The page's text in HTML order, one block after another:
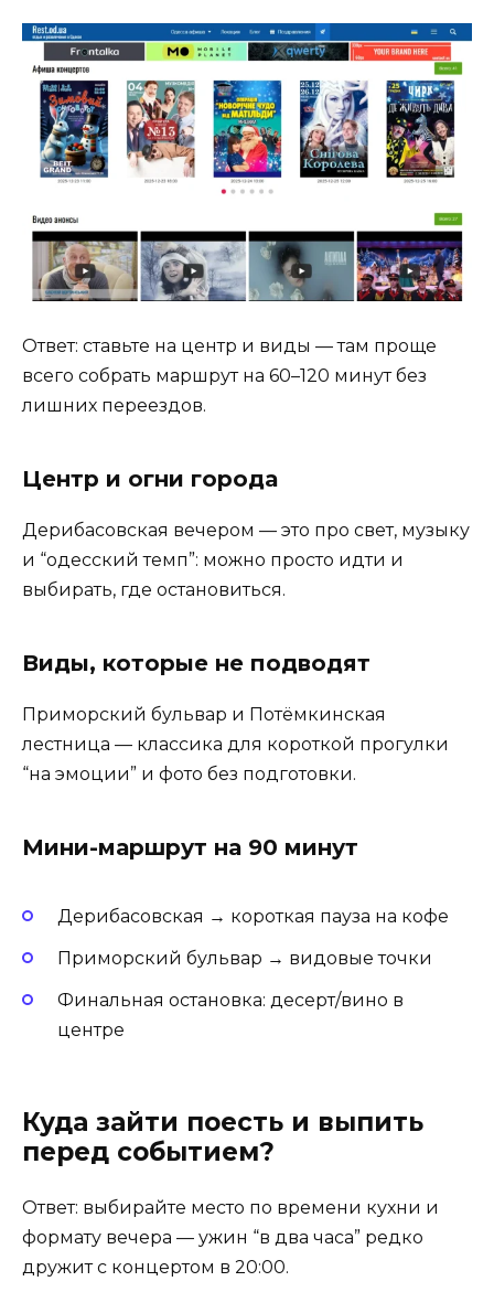
Ответ: ставьте на центр и виды — там проще
всего собрать маршрут на 60–120 минут без
лишних переездов.
Центр и огни города
Дерибасовская вечером — это про свет, музыку
и “одесский темп”: можно просто идти и
выбирать, где остановиться.
Виды, которые не подводят
Приморский бульвар и Потёмкинская
лестница — классика для короткой прогулки
“на эмоции” и фото без подготовки.
Мини-маршрут на 90 минут
Дерибасовская → короткая пауза на кофе
Приморский бульвар → видовые точки
Финальная остановка: десерт/вино в
центре
Куда зайти поесть и выпить
перед событием?
Ответ: выбирайте место по времени кухни и
формату вечера — ужин “в два часа” редко
дружит с концертом в 20:00.